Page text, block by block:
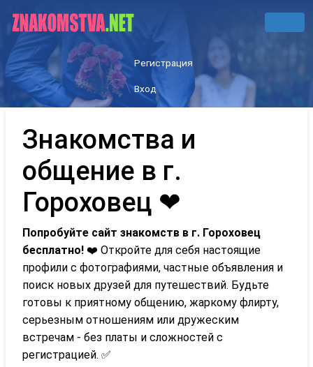
Регистрация
Вход
Знакомства и
общение в г.
Гороховец ❤
Попробуйте сайт знакомств в г. Гороховец
бесплатно! ❤️ Откройте для себя настоящие
профили с фотографиями, частные объявления и
поиск новых друзей для путешествий. Будьте
готовы к приятному общению, жаркому флирту,
серьезным отношениям или дружеским
встречам - без платы и сложностей с
регистрацией. ✅